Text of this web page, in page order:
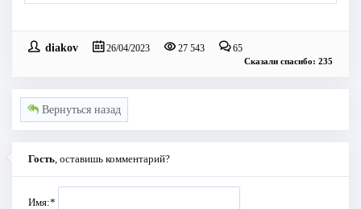
diakov 26/04/2023 27 543 65
Сказали спасибо: 235
Вернуться назад
Гость , оставишь комментарий?
Имя:*